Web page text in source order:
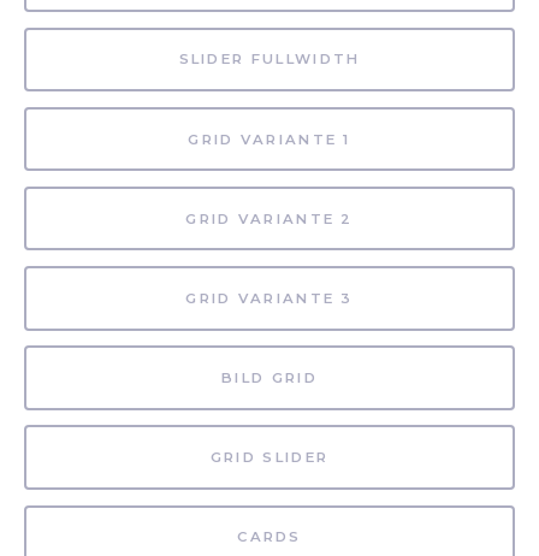
SLIDER FULLWIDTH
GRID VARIANTE 1
GRID VARIANTE 2
GRID VARIANTE 3
BILD GRID
GRID SLIDER
CARDS